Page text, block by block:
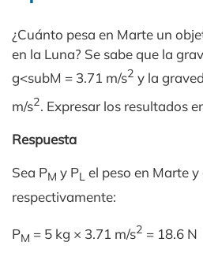
¿Cuánto pesa en Marte un
en la Luna? Se sabe que la
g<subM = 3.71 m/s2 y la
m/s2. Expresar los resultados
Respuesta
Sea PM y PL el peso en Marte y
respectivamente:
PM = 5 kg × 3.71 m/s2 = 18.6 N